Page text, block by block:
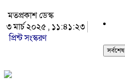
মতপ্রকাশ ডেস্ক
৩ মার্চ ২০২৫ , ১১:৪১:২৩
প্রিন্ট সংস্করণ
সর্বশেষ